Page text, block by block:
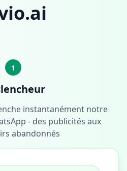
1
instantanément notre
- des publicités aux
abandonnés